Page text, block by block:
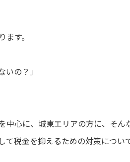
す。
の？」
中心に、城東エリアの方に、 そん
税金を抑えるための対策につい